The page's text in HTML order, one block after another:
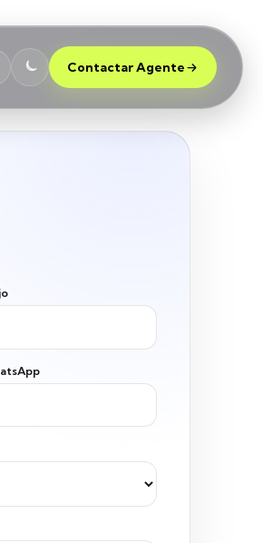
Contactar Agente